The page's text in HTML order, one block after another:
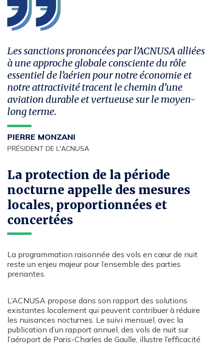
Les sanctions prononcées par l’ACNUSA alliées
à une approche globale consciente du rôle
essentiel de l’aérien pour notre économie et
notre attractivité tracent le chemin d’une
aviation durable et vertueuse sur le moyen-
long terme.
PIERRE MONZANI
PRÉSIDENT DE L'ACNUSA
La protection de la période
nocturne appelle des mesures
locales, proportionnées et
concertées
La programmation raisonnée des vols en cœur de nuit
reste un enjeu majeur pour l’ensemble des parties
prenantes.
L’ACNUSA propose dans son rapport des solutions
existantes localement qui peuvent contribuer à réduire
les nuisances nocturnes. Le suivi mensuel, avec la
publication d’un rapport annuel, des vols de nuit sur
l’aéroport de Paris-Charles de Gaulle, illustre l’efficacité